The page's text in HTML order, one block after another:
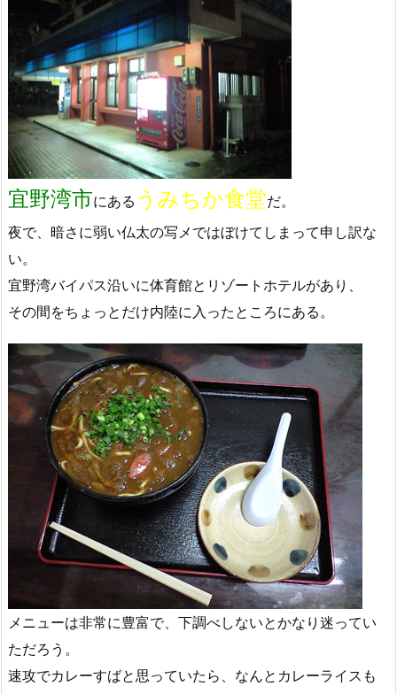
宜野湾市にある うみちか食堂だ。
夜で、暗さに弱い仏太の写メではぼけてしまって申し訳な
い。
宜野湾バイパス沿いに体育館とリゾートホテルがあり、
その間をちょっとだけ内陸に入ったところにある。
メニューは非常に豊富で、下調べしないとかなり迷ってい
ただろう。
速攻でカレーすばと思っていたら、なんとカレーライスも